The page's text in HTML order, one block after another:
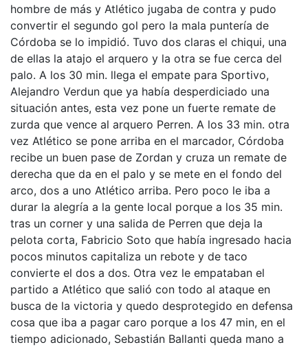
hombre de más y Atlético jugaba de contra y pudo
convertir el segundo gol pero la mala puntería de
Córdoba se lo impidió. Tuvo dos claras el chiqui, una
de ellas la atajo el arquero y la otra se fue cerca del
palo. A los 30 min. llega el empate para Sportivo,
Alejandro Verdun que ya había desperdiciado una
situación antes, esta vez pone un fuerte remate de
zurda que vence al arquero Perren. A los 33 min. otra
vez Atlético se pone arriba en el marcador, Córdoba
recibe un buen pase de Zordan y cruza un remate de
derecha que da en el palo y se mete en el fondo del
arco, dos a uno Atlético arriba. Pero poco le iba a
durar la alegría a la gente local porque a los 35 min.
tras un corner y una salida de Perren que deja la
pelota corta, Fabricio Soto que había ingresado hacia
pocos minutos capitaliza un rebote y de taco
convierte el dos a dos. Otra vez le empataban el
partido a Atlético que salió con todo al ataque en
busca de la victoria y quedo desprotegido en defensa
cosa que iba a pagar caro porque a los 47 min, en el
tiempo adicionado, Sebastián Ballanti queda mano a